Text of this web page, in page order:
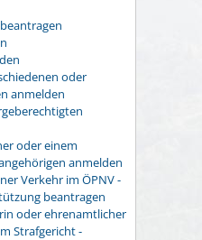
oder
anmelden
oder einem
anmelden
Verkehr im ÖPNV -
beantragen
oder ehrenamtlicher
Strafgericht -